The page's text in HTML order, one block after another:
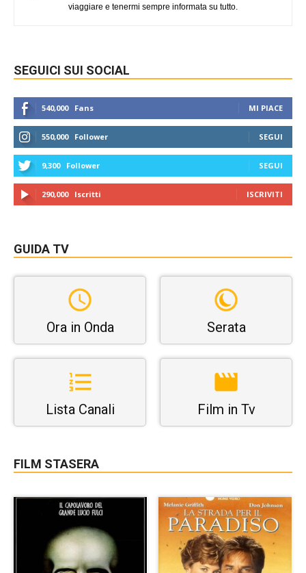
viaggiare e tenermi sempre informata su tutto.
SEGUICI SUI SOCIAL
540,000 Fans MI PIACE
550,000 Follower SEGUI
9,300 Follower SEGUI
290,000 Iscritti ISCRIVITI
GUIDA TV
Ora in Onda Serata
Lista Canali Film in Tv
FILM STASERA